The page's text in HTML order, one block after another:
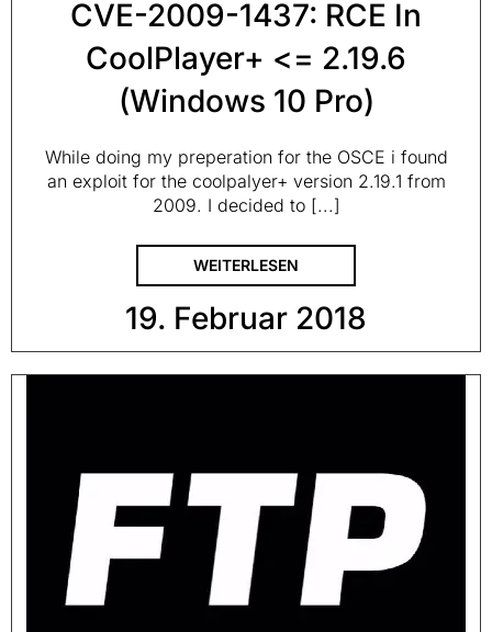
CVE-2009-1437: RCE In
CoolPlayer+ <= 2.19.6
(Windows 10 Pro)
While doing my preperation for the OSCE i found
an exploit for the coolpalyer+ version 2.19.1 from
2009. I decided to [...]
WEITERLESEN
19. Februar 2018